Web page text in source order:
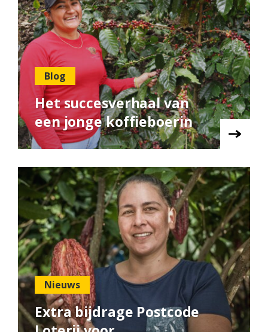
Blog
Het succesverhaal van
een jonge koffieboerin
Nieuws
Extra bijdrage Postcode